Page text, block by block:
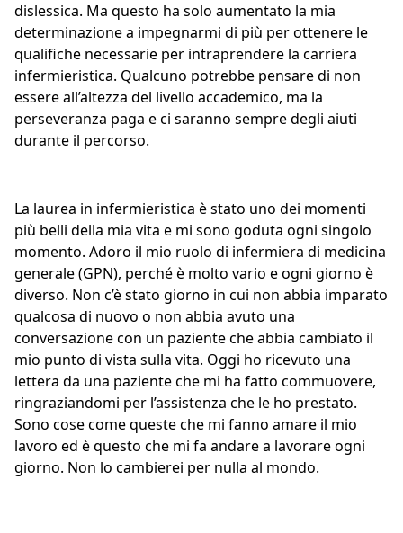
dislessica. Ma questo ha solo aumentato la mia
determinazione a impegnarmi di più per ottenere le
qualifiche necessarie per intraprendere la carriera
infermieristica. Qualcuno potrebbe pensare di non
essere all’altezza del livello accademico, ma la
perseveranza paga e ci saranno sempre degli aiuti
durante il percorso.
La laurea in infermieristica è stato uno dei momenti
più belli della mia vita e mi sono goduta ogni singolo
momento. Adoro il mio ruolo di infermiera di medicina
generale (GPN), perché è molto vario e ogni giorno è
diverso. Non c’è stato giorno in cui non abbia imparato
qualcosa di nuovo o non abbia avuto una
conversazione con un paziente che abbia cambiato il
mio punto di vista sulla vita. Oggi ho ricevuto una
lettera da una paziente che mi ha fatto commuovere,
ringraziandomi per l’assistenza che le ho prestato.
Sono cose come queste che mi fanno amare il mio
lavoro ed è questo che mi fa andare a lavorare ogni
giorno. Non lo cambierei per nulla al mondo.